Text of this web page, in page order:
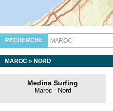
RECHERCHE
MAROC » NORD
Medina Surfing
Maroc - Nord